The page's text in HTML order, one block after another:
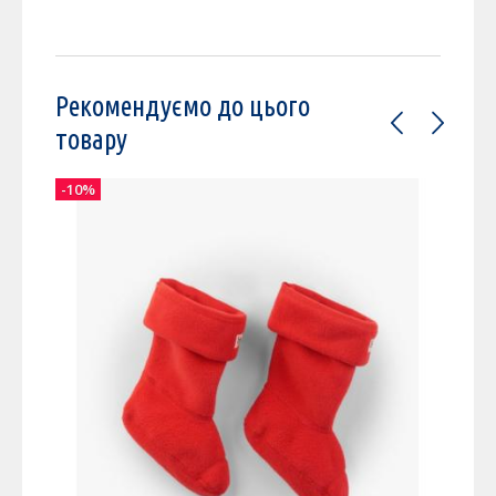
Рекомендуємо до цього
товару
-10%